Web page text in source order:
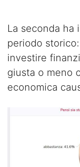
La seconda ha
periodo
investire
giusta o meno
economica